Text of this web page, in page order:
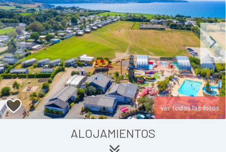
Next
ver todas las fotos
ALOJAMIENTOS